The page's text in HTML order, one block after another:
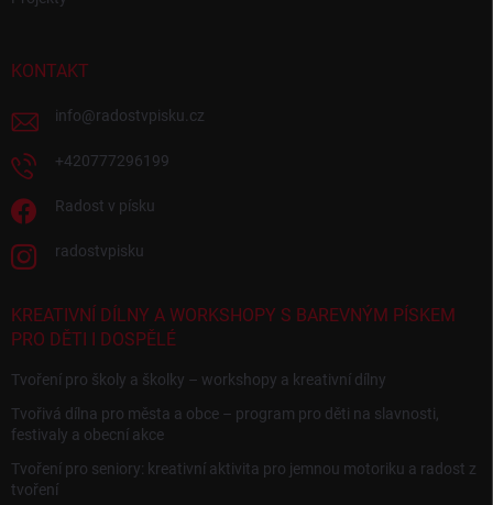
KONTAKT
info@radostvpisku.cz
+420777296199
Radost v písku
radostvpisku
KREATIVNÍ DÍLNY A WORKSHOPY S BAREVNÝM PÍSKEM
PRO DĚTI I DOSPĚLÉ
Tvoření pro školy a školky – workshopy a kreativní dílny
Tvořivá dílna pro města a obce – program pro děti na slavnosti,
festivaly a obecní akce
Tvoření pro seniory: kreativní aktivita pro jemnou motoriku a radost z
tvoření